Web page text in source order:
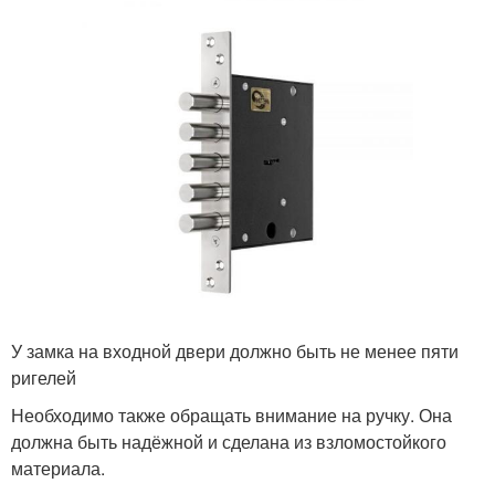
У замка на входной двери должно быть не менее пяти
ригелей
Необходимо также обращать внимание на ручку. Она
должна быть надёжной и сделана из взломостойкого
материала.